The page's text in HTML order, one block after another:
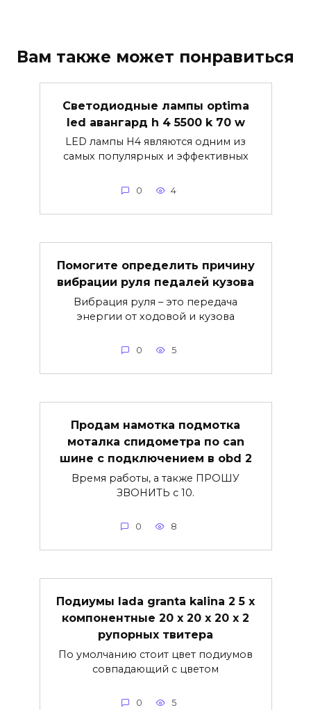
Вам также может понравиться
Светодиодные лампы optima
led авангард h 4 5500 k 70 w
LED лампы H4 являются одним из
самых популярных и эффективных
0 4
Помогите определить причину
вибрации руля педалей кузова
Вибрация руля – это передача
энергии от ходовой и кузова
0 5
Продам намотка подмотка
моталка спидометра по can
шине с подключением в obd 2
Время работы, а также ПРОШУ
ЗВОНИТЬ с 10.
0 8
Подиумы lada granta kalina 2 5 х
компонентные 20 х 20 х 20 х 2
рупорных твитера
По умолчанию стоит цвет подиумов
совпадающий с цветом
0 5